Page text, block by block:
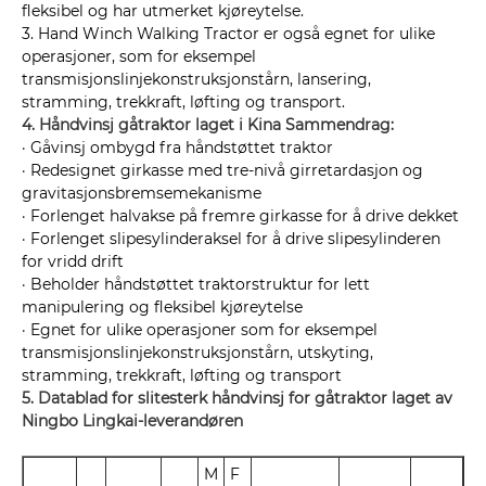
fleksibel og har utmerket kjøreytelse.
3. Hand Winch Walking Tractor er også egnet for ulike
operasjoner, som for eksempel
transmisjonslinjekonstruksjonstårn, lansering,
stramming, trekkraft, løfting og transport.
4. Håndvinsj gåtraktor laget i Kina Sammendrag:
· Gåvinsj ombygd fra håndstøttet traktor
· Redesignet girkasse med tre-nivå girretardasjon og
gravitasjonsbremsemekanisme
· Forlenget halvakse på fremre girkasse for å drive dekket
· Forlenget slipesylinderaksel for å drive slipesylinderen
for vridd drift
· Beholder håndstøttet traktorstruktur for lett
manipulering og fleksibel kjøreytelse
· Egnet for ulike operasjoner som for eksempel
transmisjonslinjekonstruksjonstårn, utskyting,
stramming, trekkraft, løfting og transport
5. Datablad for slitesterk håndvinsj for gåtraktor laget av
Ningbo Lingkai-leverandøren
M
F